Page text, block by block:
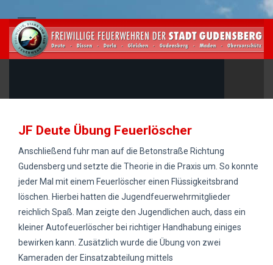
JF Deute Übung Feuerlöscher
Anschließend fuhr man auf die Betonstraße Richtung
Gudensberg und setzte die Theorie in die Praxis um. So konnte
jeder Mal mit einem Feuerlöscher einen Flüssigkeitsbrand
löschen. Hierbei hatten die Jugendfeuerwehrmitglieder
reichlich Spaß. Man zeigte den Jugendlichen auch, dass ein
kleiner Autofeuerlöscher bei richtiger Handhabung einiges
bewirken kann. Zusätzlich wurde die Übung von zwei
Kameraden der Einsatzabteilung mittels